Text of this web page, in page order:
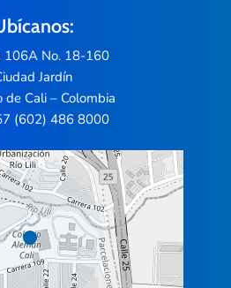
106A No. 18-160
Jardín
de Cali – Colombia
(602) 486 8000